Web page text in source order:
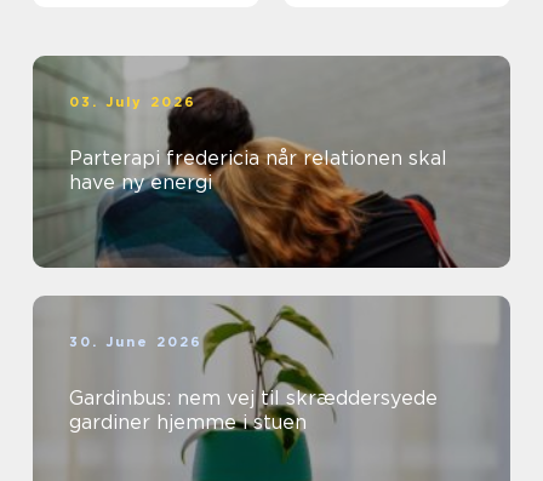
03. July 2026
Parterapi fredericia når relationen skal
have ny energi
30. June 2026
Gardinbus: nem vej til skræddersyede
gardiner hjemme i stuen